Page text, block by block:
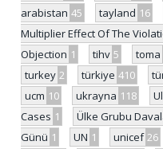
arabistan 45 tayland 16
Multiplier Effect Of The
Objection 1 tihv 5 toma
turkey 2 türkiye 410
ucm 10 ukrayna 118
Cases 1 Ülke Grubu
Günü 1 UN 1 unicef 26